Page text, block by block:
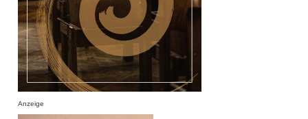
Anzeige